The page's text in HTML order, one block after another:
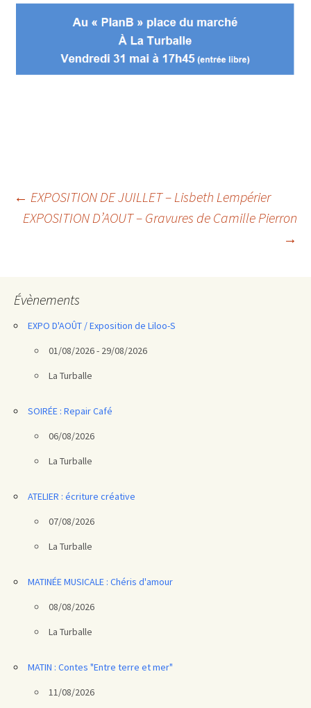
Navigation
des
← EXPOSITION DE JUILLET – Lisbeth Lempérier
EXPOSITION D’AOUT – Gravures de Camille Pierron
→
Évènements
EXPO D'AOÛT / Exposition de Liloo-S
01/08/2026 - 29/08/2026
La Turballe
SOIRÉE : Repair Café
06/08/2026
La Turballe
ATELIER : écriture créative
07/08/2026
La Turballe
MATINÉE MUSICALE : Chéris d'amour
08/08/2026
La Turballe
MATIN : Contes "Entre terre et mer"
11/08/2026